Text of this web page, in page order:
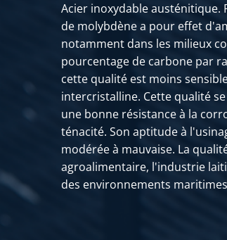
2400-0030-90
2400-0030-100
2400-0030-110
2400-0030-120
2400-0030-130
2400-0030-140
Acier inoxydable austénitique.
de molybdène a pour effet
notamment dans les milieux
pourcentage de carbone par
cette qualité est moins
intercristalline. Cette qualité
une bonne résistance à la
ténacité. Son aptitude à
modérée à mauvaise. La
agroalimentaire, l'industrie
des environnements